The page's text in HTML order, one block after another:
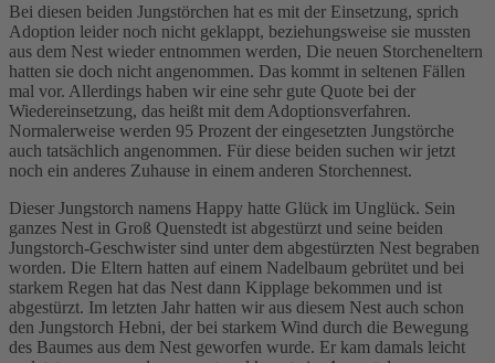
Bei diesen beiden Jungstörchen hat es mit der Einsetzung, sprich
Adoption leider noch nicht geklappt, beziehungsweise sie mussten
aus dem Nest wieder entnommen werden, Die neuen Storcheneltern
hatten sie doch nicht angenommen. Das kommt in seltenen Fällen
mal vor. Allerdings haben wir eine sehr gute Quote bei der
Wiedereinsetzung, das heißt mit dem Adoptionsverfahren.
Normalerweise werden 95 Prozent der eingesetzten Jungstörche
auch tatsächlich angenommen. Für diese beiden suchen wir jetzt
noch ein anderes Zuhause in einem anderen Storchennest.
Dieser Jungstorch namens Happy hatte Glück im Unglück. Sein
ganzes Nest in Groß Quenstedt ist abgestürzt und seine beiden
Jungstorch-Geschwister sind unter dem abgestürzten Nest begraben
worden. Die Eltern hatten auf einem Nadelbaum gebrütet und bei
starkem Regen hat das Nest dann Kipplage bekommen und ist
abgestürzt. Im letzten Jahr hatten wir aus diesem Nest auch schon
den Jungstorch Hebni, der bei starkem Wind durch die Bewegung
des Baumes aus dem Nest geworfen wurde. Er kam damals leicht